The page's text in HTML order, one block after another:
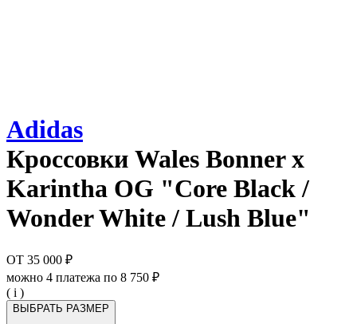
Adidas
Кроссовки Wales Bonner x
Karintha OG "Core Black /
Wonder White / Lush Blue"
ОТ 35 000 ₽
можно 4 платежа по 8 750 ₽
( i )
ВЫБРАТЬ РАЗМЕР